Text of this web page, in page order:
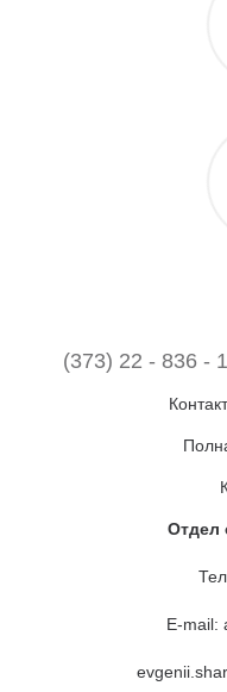
(373) 22 - 836 -
Отдел
E-mail: